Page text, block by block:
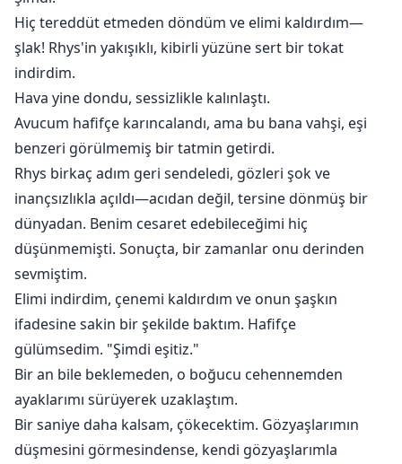
Hiç tereddüt etmeden döndüm ve elimi kaldırdım—
şlak! Rhys'in yakışıklı, kibirli yüzüne sert bir tokat
indirdim.
Hava yine dondu, sessizlikle kalınlaştı.
Avucum hafifçe karıncalandı, ama bu bana vahşi, eşi
benzeri görülmemiş bir tatmin getirdi.
Rhys birkaç adım geri sendeledi, gözleri şok ve
inançsızlıkla açıldı—acıdan değil, tersine dönmüş bir
dünyadan. Benim cesaret edebileceğimi hiç
düşünmemişti. Sonuçta, bir zamanlar onu derinden
sevmiştim.
Elimi indirdim, çenemi kaldırdım ve onun şaşkın
ifadesine sakin bir şekilde baktım. Hafifçe
gülümsedim. "Şimdi eşitiz."
Bir an bile beklemeden, o boğucu cehennemden
ayaklarımı sürüyerek uzaklaştım.
Bir saniye daha kalsam, çökecektim. Gözyaşlarımın
düşmesini görmesindense, kendi gözyaşlarımla